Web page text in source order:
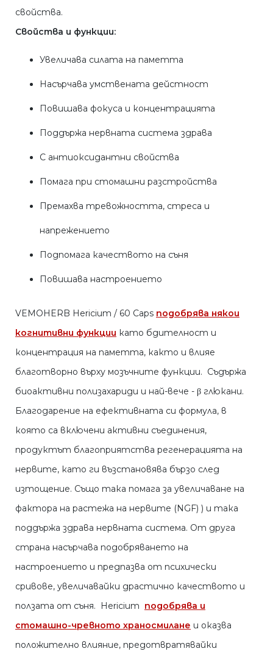
свойства.
Свойства и функции:
Увеличава силата на паметта
Насърчава умствената дейстност
Повишава фокуса и концентрацията
Поддържа нервната система здрава
С антиоксидантни свойства
Помага при стомашни разстройства
Премахва тревожността, стреса и
напрежението
Подпомага качеството на съня
Повишава настроението
VEMOHERB Hericium / 60 Caps подобрява някои
когнитивни функции като бдителност и
концентрация на паметта, както и влияе
благотворно върху мозъчните функции. Съдържа
биоактивни полизахариди и най-вече - β глюкани.
Благодарение на ефективната си формула, в
която са включени активни съединения,
продуктът благоприятства регенерацията на
нервите, като ги възстановява бързо след
изтощение. Също така помага за увеличаване на
фактора на растежа на нервите (NGF) ) и така
поддържа здрава нервната система. От друга
страна насърчава подобряването на
настроението и предпазва от психически
сривове, увеличавайки драстично качеството и
ползата от съня. Hericium подобрява и
стомашно-чревното храносмилане и оказва
положително влияние, предотвратявайки